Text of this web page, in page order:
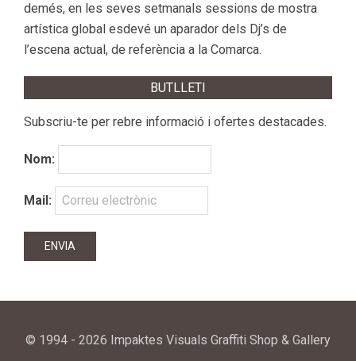
demés, en les seves setmanals sessions de mostra
artística global esdevé un aparador dels Dj’s de
l’escena actual, de referència a la Comarca.
BUTLLETI
Subscriu-te per rebre informació i ofertes destacades.
Nom:
Mail:
© 1994 - 2026 Impaktes Visuals Graffiti Shop & Gallery